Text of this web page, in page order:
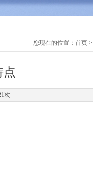
您现在的位置： 首页 >
点
次